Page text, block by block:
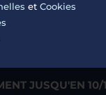
et Cookies
JUSQU'EN 10/